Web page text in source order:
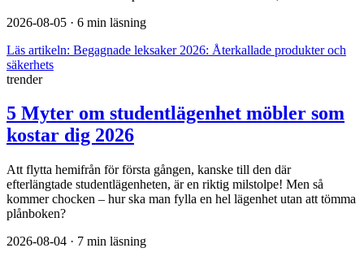
2026-08-05 · 6 min läsning
Läs artikeln: Begagnade leksaker 2026: Återkallade produkter och
säkerhets
trender
5 Myter om studentlägenhet möbler som
kostar dig 2026
Att flytta hemifrån för första gången, kanske till den där
efterlängtade studentlägenheten, är en riktig milstolpe! Men så
kommer chocken – hur ska man fylla en hel lägenhet utan att tömma
plånboken?
2026-08-04 · 7 min läsning